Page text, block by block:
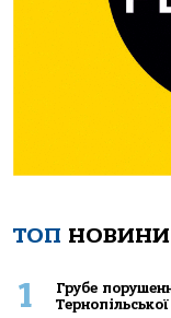
ТОП
1
Грубе